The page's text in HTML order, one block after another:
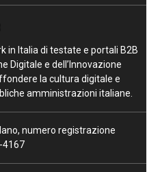
in Italia di testate e portali B2B
Digitale e dell’Innovazione
la cultura digitale e
amministrazioni italiane.
numero registrazione
4167